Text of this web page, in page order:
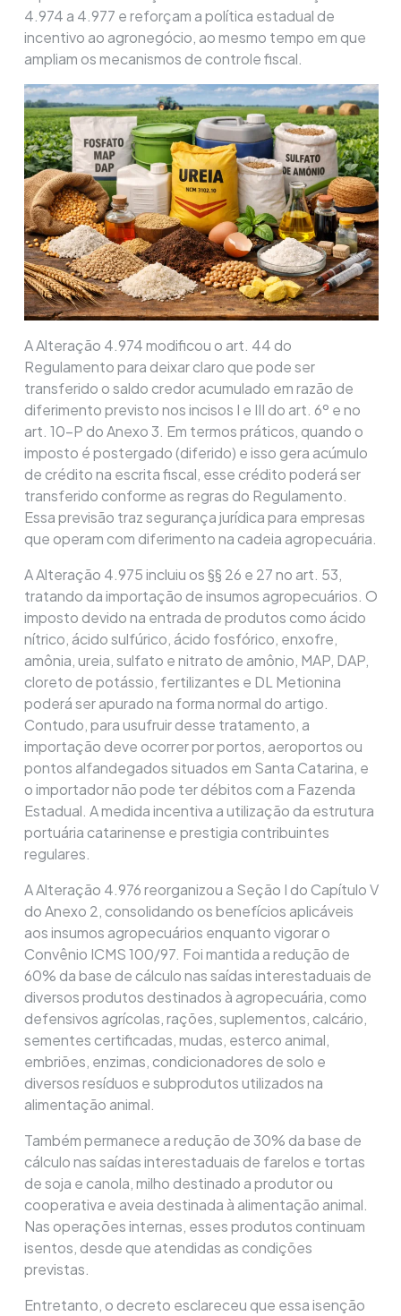
4.974 a 4.977 e reforçam a política estadual de
incentivo ao agronegócio, ao mesmo tempo em que
ampliam os mecanismos de controle fiscal.
A Alteração 4.974 modificou o art. 44 do
Regulamento para deixar claro que pode ser
transferido o saldo credor acumulado em razão de
diferimento previsto nos incisos I e III do art. 6º e no
art. 10-P do Anexo 3. Em termos práticos, quando o
imposto é postergado (diferido) e isso gera acúmulo
de crédito na escrita fiscal, esse crédito poderá ser
transferido conforme as regras do Regulamento.
Essa previsão traz segurança jurídica para empresas
que operam com diferimento na cadeia agropecuária.
A Alteração 4.975 incluiu os §§ 26 e 27 no art. 53,
tratando da importação de insumos agropecuários. O
imposto devido na entrada de produtos como ácido
nítrico, ácido sulfúrico, ácido fosfórico, enxofre,
amônia, ureia, sulfato e nitrato de amônio, MAP, DAP,
cloreto de potássio, fertilizantes e DL Metionina
poderá ser apurado na forma normal do artigo.
Contudo, para usufruir desse tratamento, a
importação deve ocorrer por portos, aeroportos ou
pontos alfandegados situados em Santa Catarina, e
o importador não pode ter débitos com a Fazenda
Estadual. A medida incentiva a utilização da estrutura
portuária catarinense e prestigia contribuintes
regulares.
A Alteração 4.976 reorganizou a Seção I do Capítulo V
do Anexo 2, consolidando os benefícios aplicáveis
aos insumos agropecuários enquanto vigorar o
Convênio ICMS 100/97. Foi mantida a redução de
60% da base de cálculo nas saídas interestaduais de
diversos produtos destinados à agropecuária, como
defensivos agrícolas, rações, suplementos, calcário,
sementes certificadas, mudas, esterco animal,
embriões, enzimas, condicionadores de solo e
diversos resíduos e subprodutos utilizados na
alimentação animal.
Também permanece a redução de 30% da base de
cálculo nas saídas interestaduais de farelos e tortas
de soja e canola, milho destinado a produtor ou
cooperativa e aveia destinada à alimentação animal.
Nas operações internas, esses produtos continuam
isentos, desde que atendidas as condições
previstas.
Entretanto, o decreto esclareceu que essa isenção